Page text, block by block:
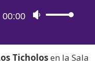
00:00
Utiliza
teclas
de
Ticholosen la Sala